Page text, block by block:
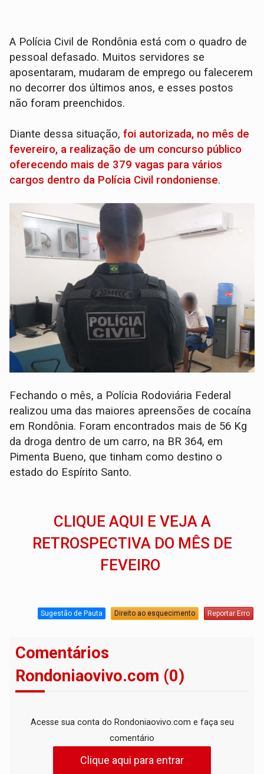
A Polícia Civil de Rondônia está com o quadro de
pessoal defasado. Muitos servidores se
aposentaram, mudaram de emprego ou falecerem
no decorrer dos últimos anos, e esses postos
não foram preenchidos.
Diante dessa situação,foi autorizada, no mês de
fevereiro, a realização de um concurso público
oferecendo mais de 379 vagas para vários
cargos dentro da Polícia Civil rondoniense.
Fechando o mês, a Polícia Rodoviária Federal
realizou uma das maiores apreensões de cocaína
em Rondônia. Foram encontrados mais de 56 Kg
da droga dentro de um carro, na BR 364, em
Pimenta Bueno, que tinham como destino o
estado do Espírito Santo.
CLIQUE AQUI E VEJA A
RETROSPECTIVA DO MÊS DE
FEVEIRO
Sugestão de Pauta Direito ao esquecimento Reportar Erro
Comentários
Rondoniaovivo.com (0)
Acesse sua conta do Rondoniaovivo.com e faça seu
comentário
Clique aqui para entrar